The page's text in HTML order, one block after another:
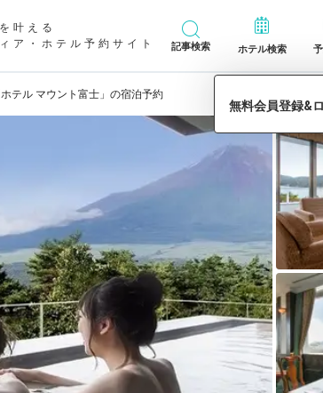
叶える
ア・ホテル予約サイト
記事検索 ホテル検索
ホテル マウント富士」の宿泊予約